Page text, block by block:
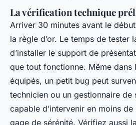
La vérification technique
Arriver 30 minutes avant le
la règle d’or. Le temps de tester
d’installer le support de
que tout fonctionne. Même dans
équipés, un petit bug peut
technicien ou un gestionnaire
capable d’intervenir en moins
gage de sérénité. Vérifiez aussi